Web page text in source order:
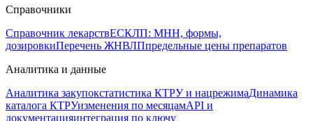
Справочники
Справочник лекарствЕСКЛП: МНН, формы,
дозировкиПеречень ЖНВЛПпредельные цены препаратов
Аналитика и данные
Аналитика закупокстатистика КТРУ и нацрежимаДинамика
каталога КТРУизменения по месяцамAPI и
документацияинтеграция по ключу